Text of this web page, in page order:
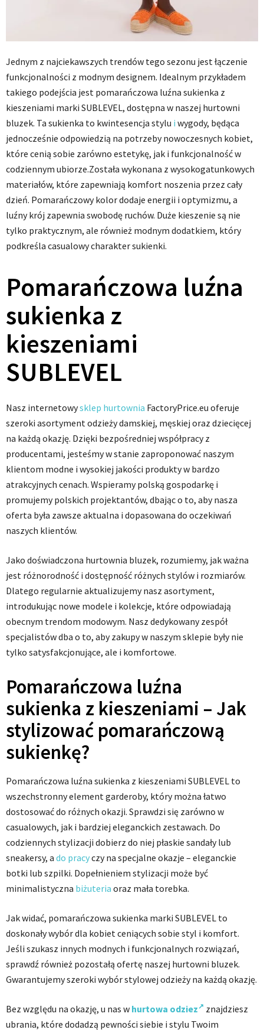
Jednym z najciekawszych trendów tego sezonu jest łączenie
funkcjonalności z modnym designem. Idealnym przykładem
takiego podejścia jest pomarańczowa luźna sukienka z
kieszeniami marki SUBLEVEL, dostępna w naszej hurtowni
bluzek. Ta sukienka to kwintesencja stylu i wygody, będąca
jednocześnie odpowiedzią na potrzeby nowoczesnych kobiet,
które cenią sobie zarówno estetykę, jak i funkcjonalność w
codziennym ubiorze.Została wykonana z wysokogatunkowych
materiałów, które zapewniają komfort noszenia przez cały
dzień. Pomarańczowy kolor dodaje energii i optymizmu, a
luźny krój zapewnia swobodę ruchów. Duże kieszenie są nie
tylko praktycznym, ale również modnym dodatkiem, który
podkreśla casualowy charakter sukienki.
Pomarańczowa luźna
sukienka z
kieszeniami
SUBLEVEL
Nasz internetowysklep hurtownia FactoryPrice.eu oferuje
szeroki asortyment odzieży damskiej, męskiej oraz dziecięcej
na każdą okazję. Dzięki bezpośredniej współpracy z
producentami, jesteśmy w stanie zaproponować naszym
klientom modne i wysokiej jakości produkty w bardzo
atrakcyjnych cenach. Wspieramy polską gospodarkę i
promujemy polskich projektantów, dbając o to, aby nasza
oferta była zawsze aktualna i dopasowana do oczekiwań
naszych klientów.
Jako doświadczona hurtownia bluzek, rozumiemy, jak ważna
jest różnorodność i dostępność różnych stylów i rozmiarów.
Dlatego regularnie aktualizujemy nasz asortyment,
introdukując nowe modele i kolekcje, które odpowiadają
obecnym trendom modowym. Nasz dedykowany zespół
specjalistów dba o to, aby zakupy w naszym sklepie były nie
tylko satysfakcjonujące, ale i komfortowe.
Pomarańczowa luźna
sukienka z kieszeniami – Jak
stylizować pomarańczową
sukienkę?
Pomarańczowa luźna sukienka z kieszeniami SUBLEVEL to
wszechstronny element garderoby, który można łatwo
dostosować do różnych okazji. Sprawdzi się zarówno w
casualowych, jak i bardziej eleganckich zestawach. Do
codziennych stylizacji dobierz do niej płaskie sandały lub
sneakersy, a do pracyczy na specjalne okazje – eleganckie
botki lub szpilki. Dopełnieniem stylizacji może być
minimalistyczna biżuteria oraz mała torebka.
Jak widać, pomarańczowa sukienka marki SUBLEVEL to
doskonały wybór dla kobiet ceniących sobie styl i komfort.
Jeśli szukasz innych modnych i funkcjonalnych rozwiązań,
sprawdź również pozostałą ofertę naszej hurtowni bluzek.
Gwarantujemy szeroki wybór stylowej odzieży na każdą okazję.
Bez względu na okazję, u nas w hurtowa odziez
znajdziesz
ubrania, które dodadzą pewności siebie i stylu Twoim